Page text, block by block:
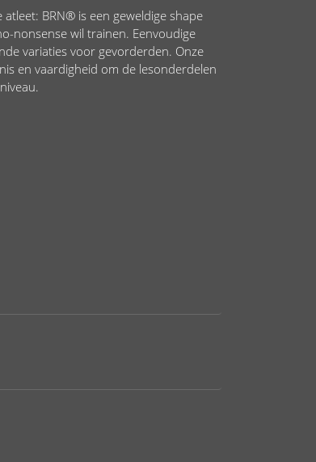
BRN® is een geweldige shape
nonsense wil trainen. Eenvoudige
variaties voor gevorderden. Onze
en vaardigheid om de lesonderdelen